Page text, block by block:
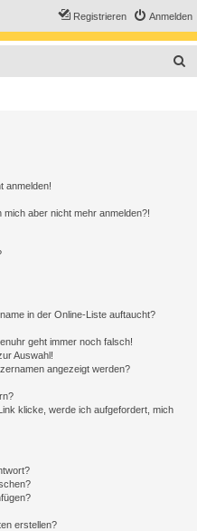
Anmelden
Registrieren
anmelden!
aber nicht mehr anmelden?!
in der Online-Liste auftaucht?
geht immer noch falsch!
Auswahl!
angezeigt werden?
klicke, werde ich aufgefordert, mich
erstellen?